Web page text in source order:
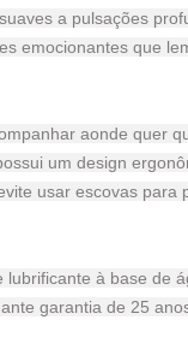
a pulsações
emocionantes que
aonde
um design
usar escovas para
à base
garantia de 25